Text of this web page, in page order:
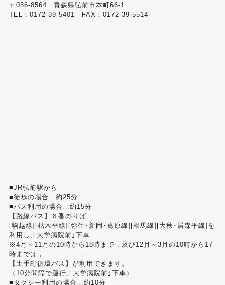
〒036-8564 青森県弘前市本町66-1
TEL：0172-39-5401 FAX：0172-39-5514
■JR弘前駅から
■徒歩の場合…約25分
■バス利用の場合…約15分
【路線バス】６番のりば
[駒越線][枯木平線][弥生･新岡･葛原線][相馬線][大秋･居森平線]を
利用し,｢大学病院前｣下車
※4月～11月の10時から18時まで，及び12月～3月の10時から17
時までは，
【土手町循環バス】が利用できます。
（10分間隔で運行,｢大学病院前｣下車）
■タクシー利用の場合…約10分